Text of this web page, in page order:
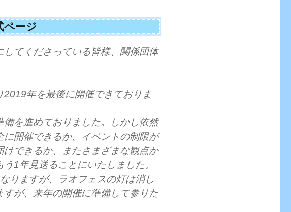
ページ
てくださっている皆様、関係団体
年を最後に開催できておりま
を進めておりました。しかし依然
開催できるか、イベントの制限が
できるか、またさまざまな観点か
1年見送ることにいたしました。
りますが、ラオフェスの灯は消し
が、来年の開催に準備して参りた